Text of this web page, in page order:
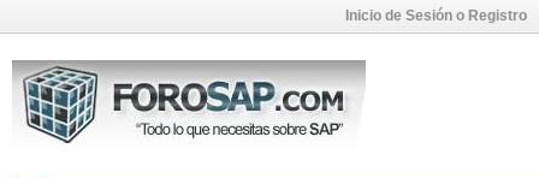
Inicio de Sesión o Registro